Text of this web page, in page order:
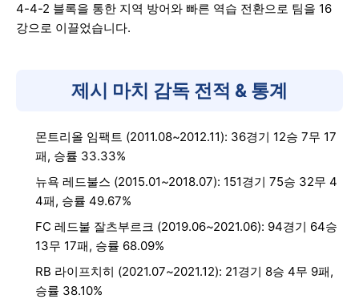
4-4-2 블록을 통한 지역 방어와 빠른 역습 전환으로 팀을 16
강으로 이끌었습니다.
제시 마치 감독 전적 & 통계
몬트리올 임팩트 (2011.08~2012.11): 36경기 12승 7무 17
패, 승률 33.33%
뉴욕 레드불스 (2015.01~2018.07): 151경기 75승 32무 4
4패, 승률 49.67%
FC 레드불 잘츠부르크 (2019.06~2021.06): 94경기 64승
13무 17패, 승률 68.09%
RB 라이프치히 (2021.07~2021.12): 21경기 8승 4무 9패,
승률 38.10%